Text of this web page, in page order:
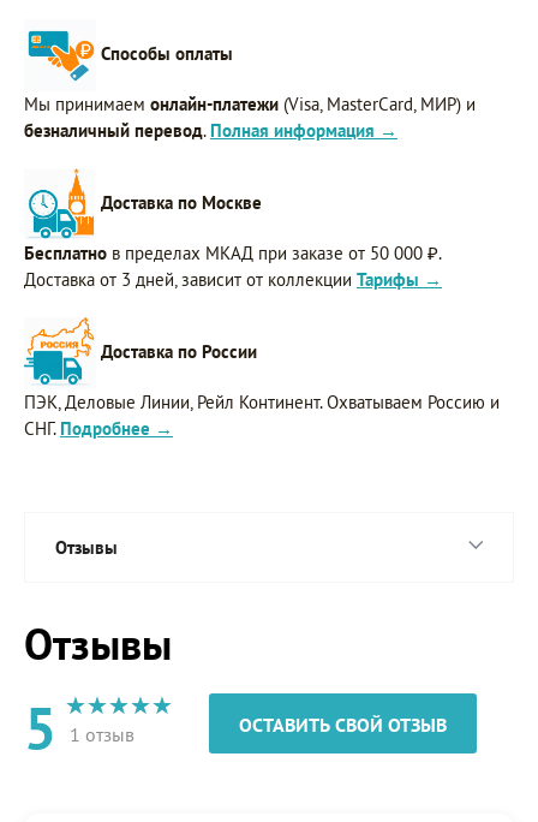
Способы оплаты
Мы принимаем онлайн-платежи (Visa, MasterCard, МИР) и
безналичный перевод. Полная информация →
Доставка по Москве
Бесплатно в пределах МКАД при заказе от 50 000 ₽.
Доставка от 3 дней, зависит от коллекции Тарифы →
Доставка по России
ПЭК, Деловые Линии, Рейл Континент. Охватываем Россию и
СНГ. Подробнее →
Отзывы
Отзывы
5 1 отзыв ОСТАВИТЬ СВОЙ ОТЗЫВ